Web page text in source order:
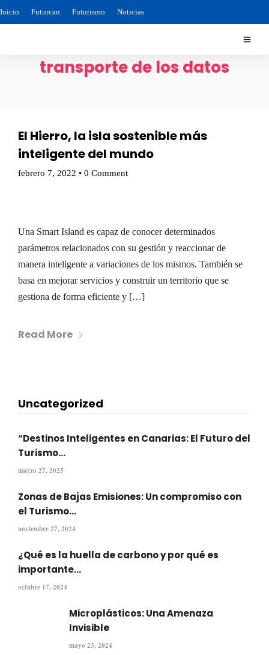
Inicio Futurcan Futurismo Noticias
transporte de los datos
El Hierro, la isla sostenible más
inteligente del mundo
febrero 7, 2022 • 0 Comment
Una Smart Island es capaz de conocer determinados
parámetros relacionados con su gestión y reaccionar de
manera inteligente a variaciones de los mismos. También se
basa en mejorar servicios y construir un territorio que se
gestiona de forma eficiente y […]
Read More
Uncategorized
“Destinos Inteligentes en Canarias: El Futuro del
Turismo...
marzo 27, 2025
Zonas de Bajas Emisiones: Un compromiso con
el Turismo...
noviembre 27, 2024
¿Qué es la huella de carbono y por qué es
importante...
octubre 17, 2024
Microplásticos: Una Amenaza
Invisible
mayo 23, 2024